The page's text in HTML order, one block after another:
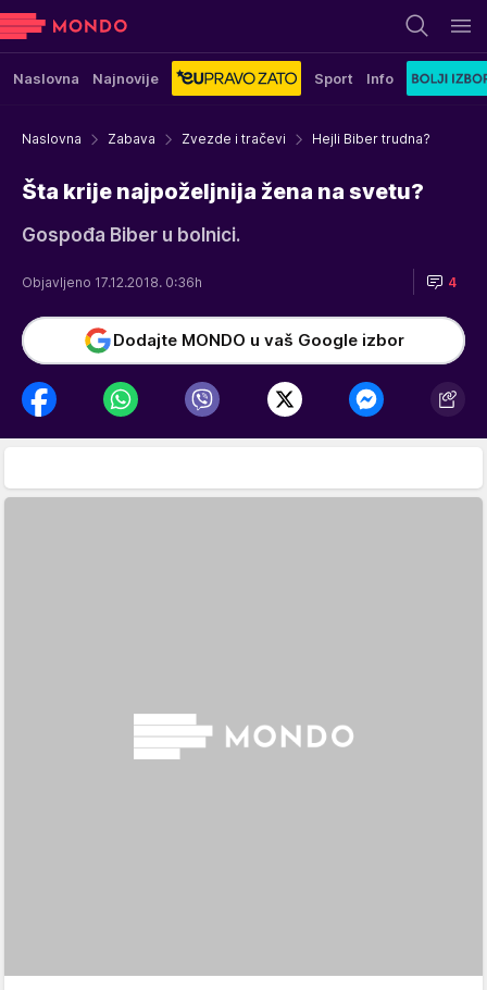
Naslovna Najnovije Sport Info
Naslovna Zabava Zvezde i tračevi Hejli Biber trudna?
Šta krije najpoželjnija žena na svetu?
Gospođa Biber u bolnici.
Objavljeno 17.12.2018. 0:36h 4
Dodajte MONDO u vaš Google izbor